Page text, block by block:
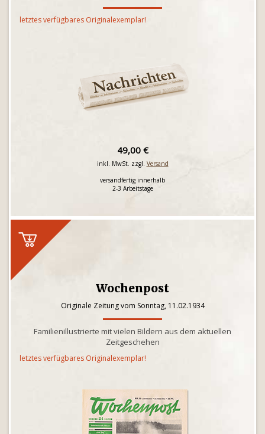
letztes verfügbares Originalexemplar!
49,00 €
inkl. MwSt. zzgl. Versand
versandfertig innerhalb
2-3 Arbeitstage
Wochenpost
Originale Zeitung vom Sonntag, 11.02.1934
Familienillustrierte mit vielen Bildern aus dem aktuellen
Zeitgeschehen
letztes verfügbares Originalexemplar!